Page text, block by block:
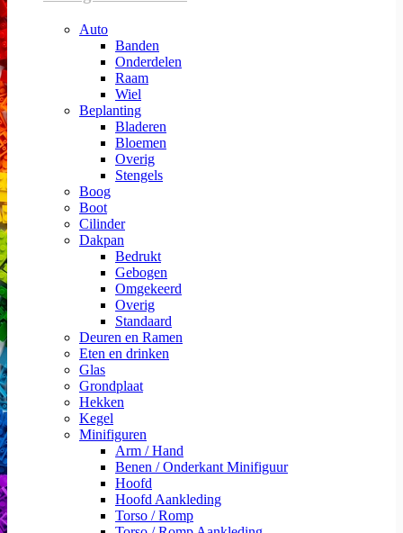
Auto
Banden
Onderdelen
Raam
Wiel
Beplanting
Bladeren
Bloemen
Overig
Stengels
Boog
Boot
Cilinder
Dakpan
Bedrukt
Gebogen
Omgekeerd
Overig
Standaard
Deuren en Ramen
Eten en drinken
Glas
Grondplaat
Hekken
Kegel
Minifiguren
Arm / Hand
Benen / Onderkant Minifiguur
Hoofd
Hoofd Aankleding
Torso / Romp